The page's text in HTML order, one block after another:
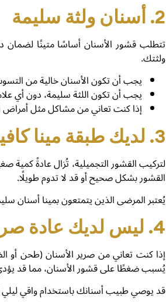
2. أسنان ولثة سليمة
تتطلب قشور الأسنان أساسًا متينًا
ولثتك.
يجب أن تكون الأسنان خالية من
يجب أن تكون اللثة سليمة، دون أي
إذا كنت تعاني من مشاكل مثل أمراض
3. لديك طبقة مينا كافية على أسنانك
لتركيب القشور التجميلية، تُزال عادةً كمية
القشور بشكل صحيح أو قد لا تدوم طويلًا.
يُعتبر المرضى الذين يتمتعون بمينا أسنان
4. ليس لديك عادة صرير الأسنان أو الضغط عليها
إذا كنت تعاني من صرير الأسنان (طحن أو
يُسبب ضغطًا على قشور الأسنان، مما قد
قد يوصي طبيب أسنانك باستخدام واقي